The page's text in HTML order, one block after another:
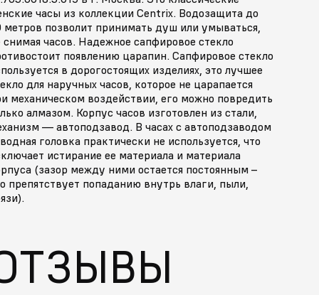
часы из коллекции Centrix. Водозащита до
метров позволит принимать душ или умываться,
снимая часов. Надежное сапфировое стекло
появлению царапин. Сапфировое стекло
в дорогостоящих изделиях, это лучшее
для наручных часов, которое не царапается
механическом воздействии, его можно повредить
алмазом. Корпус часов изготовлен из стали,
— автоподзавод. В часах с автоподзаводом
головка практически не используется, что
истирание ее материала и материала
(зазор между ними остается постоянным –
препятствует попаданию внутрь влаги, пыли,